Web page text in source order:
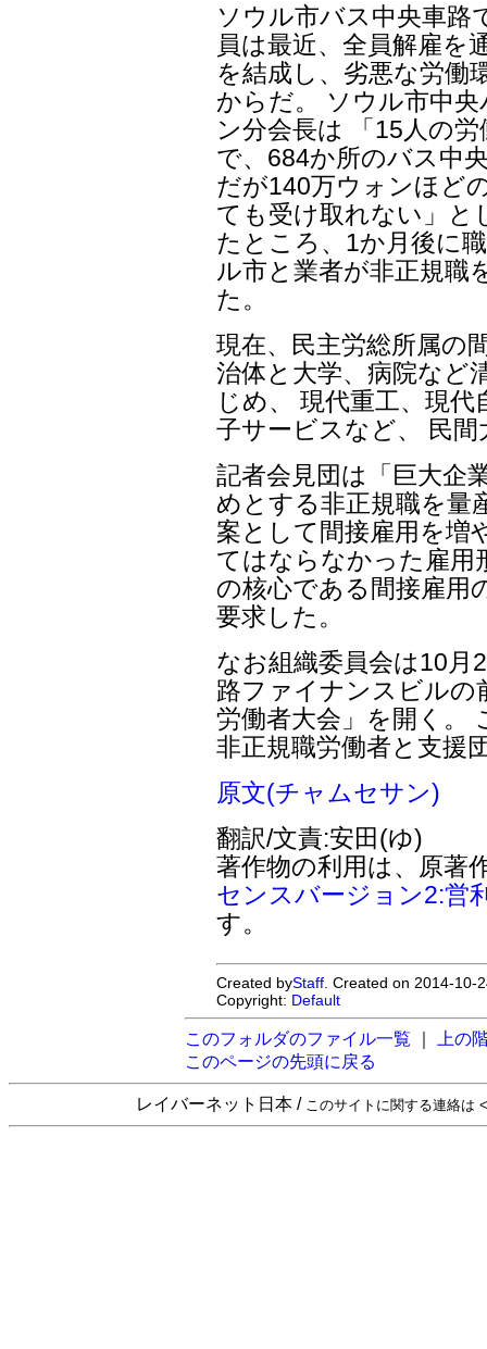
ソウル市バス中央車路
員は最近、全員解雇を
を結成し、劣悪な労働
からだ。 ソウル市中
ン分会長は 「15人の
で、684か所のバス中
だが140万ウォンほど
ても受け取れない」と
たところ、1か月後に
ル市と業者が非正規職
た。
現在、民主労総所属の
治体と大学、病院など
じめ、 現代重工、現
子サービスなど、 民
記者会見団は「巨大企
めとする非正規職を量
案として間接雇用を増
てはならなかった雇用
の核心である間接雇用
要求した。
なお組織委員会は10月
路ファイナンスビルの
労働者大会」を開く。
非正規職労働者と支援
原文(チャムセサン)
翻訳/文責:安田(ゆ)
著作物の利用は、原著
センスバージョン2:営
す。
Created byStaff . Created on 2014-
Copyright: Default
このフォルダのファイル一覧
上の
このページの先頭に戻る
レイバーネット日本 / このサイトに関する連絡は